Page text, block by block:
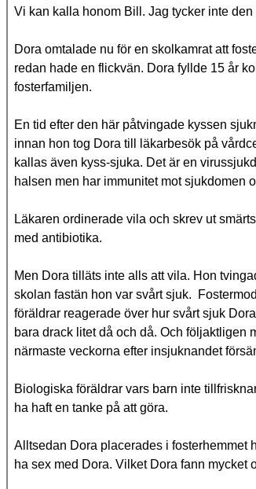
Vi kan kalla honom Bill. Jag tycker inte
Dora omtalade nu för en skolkamrat att
redan hade en flickvän. Dora fyllde 15 år
fosterfamiljen.
En tid efter den här påtvingade kyssen
innan hon tog Dora till läkarbesök på
kallas även kyss-sjuka. Det är en
halsen men har immunitet mot sjukdomen
Läkaren ordinerade vila och skrev ut
med antibiotika.
Men Dora tilläts inte alls att vila. Hon
skolan fastän hon var svårt sjuk.
föräldrar reagerade över hur svårt sjuk
bara drack litet då och då. Och följaktligen
närmaste veckorna efter insjuknandet
Biologiska föräldrar vars barn inte
ha haft en tanke på att göra.
Alltsedan Dora placerades i fosterhemmet
ha sex med Dora. Vilket Dora fann